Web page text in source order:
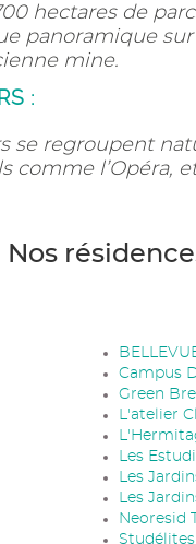
hectares de
panoramique
mine.
:
se regroupent
comme l’Opéra,
Nos
Campus
Green
L'atelier
Les
Les
Les
Neoresid